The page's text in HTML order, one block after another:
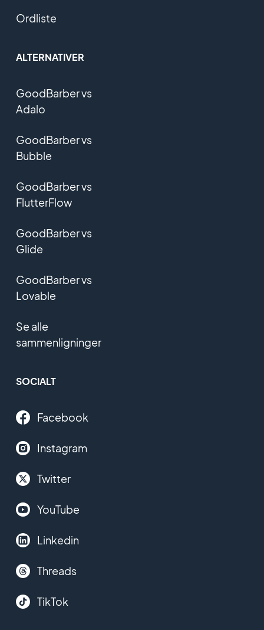
Ordliste
ALTERNATIVER
GoodBarber vs
Adalo
GoodBarber vs
Bubble
GoodBarber vs
FlutterFlow
GoodBarber vs
Glide
GoodBarber vs
Lovable
Se alle
sammenligninger
SOCIALT
Facebook
Instagram
Twitter
YouTube
Linkedin
Threads
TikTok